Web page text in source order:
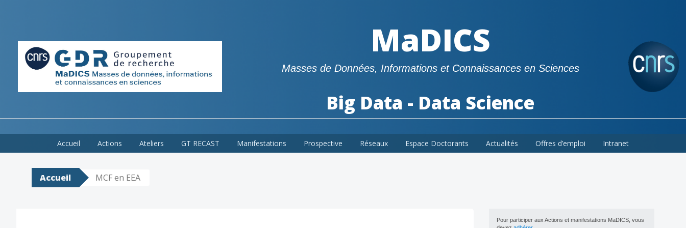
MaDICS
Masses de Données, Informations et Connaissances en Sciences
Big Data - Data Science
to
Accueil Actions Ateliers GT RECAST Manifestations Prospective Réseaux Espace Doctorants Actualités Offres d’emploi Intranet
Accueil MCF en EEA
Pour participer aux Actions et manifestations MaDICS, vous